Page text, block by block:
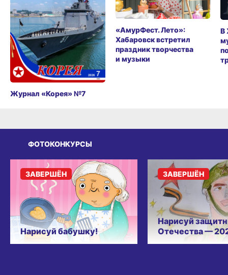
Журнал «Корея» №7
«АмурФест. Лето»:
Хабаровск встретил
праздник творчества
и музыки
В
ФОТОКОНКУРСЫ
Нарисуй бабушку!
ЗАВЕРШЁН
Нарисуй
Отечества —
ЗАВЕРШЁН